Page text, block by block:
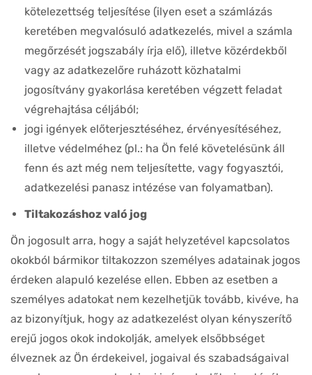
kötelezettség teljesítése (ilyen eset a számlázás
keretében megvalósuló adatkezelés, mivel a számla
megőrzését jogszabály írja elő), illetve közérdekből
vagy az adatkezelőre ruházott közhatalmi
jogosítvány gyakorlása keretében végzett feladat
végrehajtása céljából;
jogi igények előterjesztéséhez, érvényesítéséhez,
illetve védelméhez (pl.: ha Ön felé követelésünk áll
fenn és azt még nem teljesítette, vagy fogyasztói,
adatkezelési panasz intézése van folyamatban).
Tiltakozáshoz való jog
Ön jogosult arra, hogy a saját helyzetével kapcsolatos
okokból bármikor tiltakozzon személyes adatainak jogos
érdeken alapuló kezelése ellen. Ebben az esetben a
személyes adatokat nem kezelhetjük tovább, kivéve, ha
az bizonyítjuk, hogy az adatkezelést olyan kényszerítő
erejű jogos okok indokolják, amelyek elsőbbséget
élveznek az Ön érdekeivel, jogaival és szabadságaival